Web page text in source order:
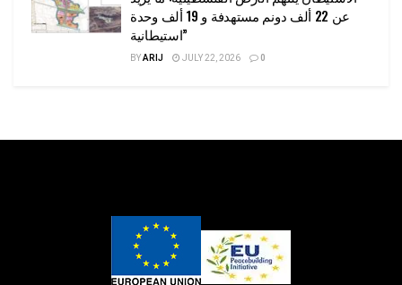
عن 22 ألف دونم مستهدفة و 19 ألف وحدة
استيطانية”
BYARIJ JULY 22, 2026 0